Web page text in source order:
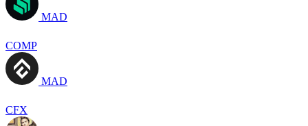
MAD
COMP
MAD
CFX